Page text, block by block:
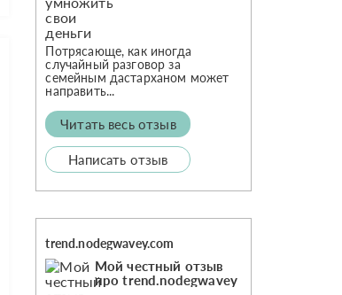
Потрясающе, как иногда
случайный разговор за
семейным дастарханом может
направить...
Читать весь отзыв
Написать отзыв
trend.nodegwavey.com
Мой честный отзыв
про trend.nodegwavey